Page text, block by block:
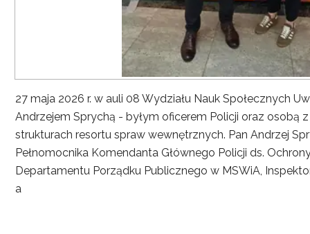
27 maja 2026 r. w auli 08 Wydziału Nauk Społecznych
Andrzejem Sprychą - byłym oficerem Policji oraz osobą
strukturach resortu spraw wewnętrznych. Pan Andrzej
Pełnomocnika Komendanta Głównego Policji ds.
Departamentu Porządku Publicznego w MSWiA,
a